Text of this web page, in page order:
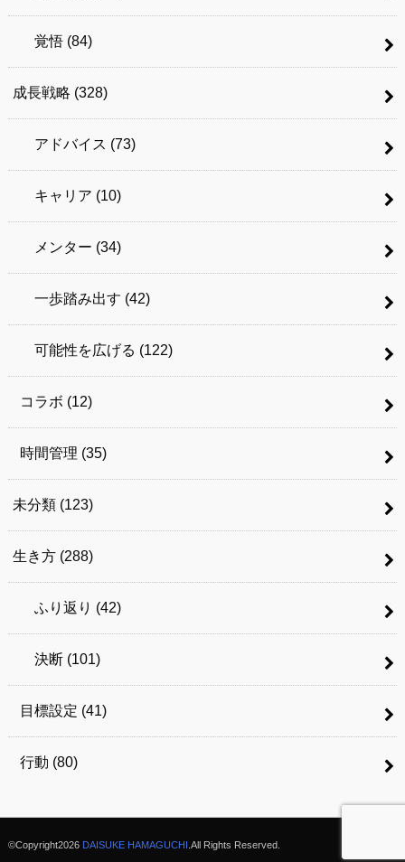
覚悟 (84)
成長戦略 (328)
アドバイス (73)
キャリア (10)
メンター (34)
一歩踏み出す (42)
可能性を広げる (122)
コラボ (12)
時間管理 (35)
未分類 (123)
生き方 (288)
ふり返り (42)
決断 (101)
目標設定 (41)
行動 (80)
©Copyright2026 DAISUKE HAMAGUCHI .All Rights Reserved.